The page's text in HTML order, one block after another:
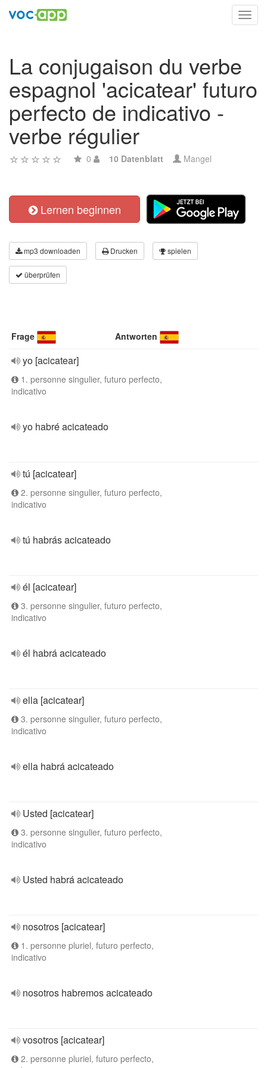
La conjugaison du verbe
espagnol 'acicatear' futuro
perfecto de indicativo -
verbe régulier
0 10 Datenblatt Mangel
Lernen beginnen
mp3 downloaden Drucken spielen
überprüfen
Frage Antworten
yo [acicatear]
1. personne singulier, futuro perfecto,
indicativo
yo habré acicateado
tú [acicatear]
2. personne singulier, futuro perfecto,
indicativo
tú habrás acicateado
él [acicatear]
3. personne singulier, futuro perfecto,
indicativo
él habrá acicateado
ella [acicatear]
3. personne singulier, futuro perfecto,
indicativo
ella habrá acicateado
Usted [acicatear]
3. personne singulier, futuro perfecto,
indicativo
Usted habrá acicateado
nosotros [acicatear]
1. personne pluriel, futuro perfecto,
indicativo
nosotros habremos acicateado
vosotros [acicatear]
2. personne pluriel, futuro perfecto,